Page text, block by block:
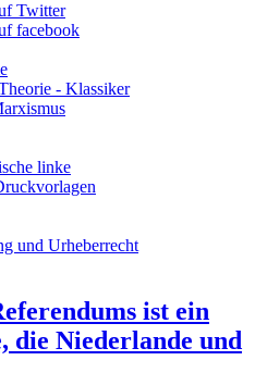
Twitter
facebook
- Klassiker
linke
und Urheberrecht
ist ein
die Niederlande und